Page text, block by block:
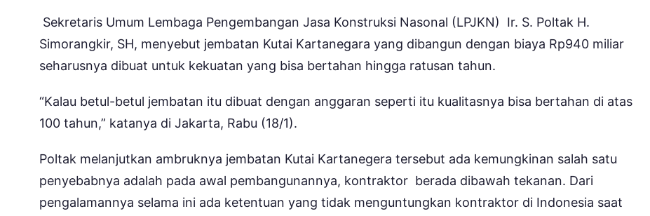
Sekretaris Umum Lembaga Pengembangan Jasa Konstruksi Nasonal (LPJKN) Ir. S. Poltak H.
Simorangkir, SH, menyebut jembatan Kutai Kartanegara yang dibangun dengan biaya Rp940 miliar
seharusnya dibuat untuk kekuatan yang bisa bertahan hingga ratusan tahun.
“Kalau betul-betul jembatan itu dibuat dengan anggaran seperti itu kualitasnya bisa bertahan di atas
100 tahun,” katanya di Jakarta, Rabu (18/1).
Poltak melanjutkan ambruknya jembatan Kutai Kartanegera tersebut ada kemungkinan salah satu
penyebabnya adalah pada awal pembangunannya, kontraktor berada dibawah tekanan. Dari
pengalamannya selama ini ada ketentuan yang tidak menguntungkan kontraktor di Indonesia saat